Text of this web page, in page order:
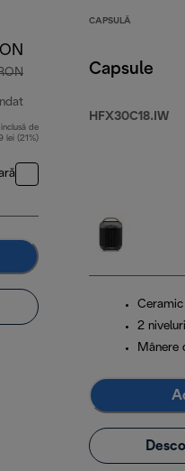
preț inițial 279,99 RON
de
lei (21%)
CAPSULĂ
Capsule
HFX30C18.IW
Ceramic
2
Mânere